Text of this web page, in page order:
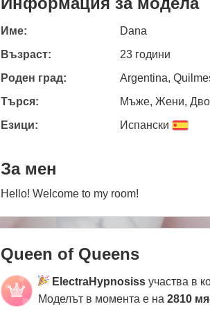
Име:
Dana
Възраст:
23 години
Роден град:
Argentina,
Търся:
Мъже, Жени,
Езици:
Испански
За мен
Hello! Welcome to my room!
Queen of Queens
ElectraHypnosiss участва в
Моделът в момента е на 2810